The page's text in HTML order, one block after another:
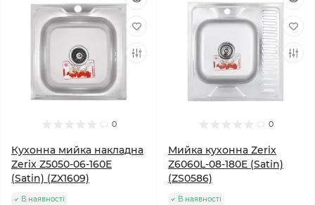
0
Кухонна мийка накладна
Zerix Z5050-06-160E
(Satin) (ZX1609)
В наявності
0
Мийка кухонна Zerix
Z6060L-08-180E (Satin)
(ZS0586)
В наявності